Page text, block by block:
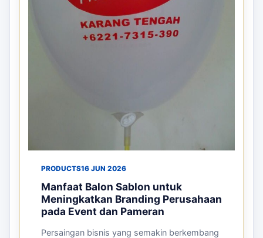
PRODUCTS16 JUN 2026
Manfaat Balon Sablon untuk
Meningkatkan Branding Perusahaan
pada Event dan Pameran
Persaingan bisnis yang semakin berkembang